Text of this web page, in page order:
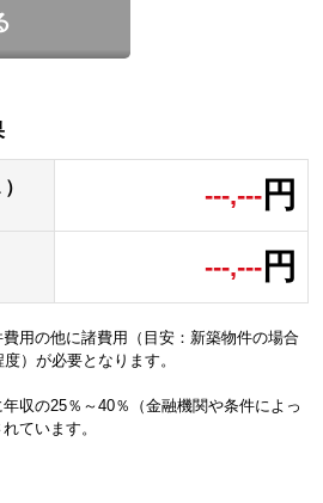
---,---円
---,---円
用の他に諸費用（目安：新築物件の場合
）が必要となります。
収の25％～40％（金融機関や条件によっ
ています。